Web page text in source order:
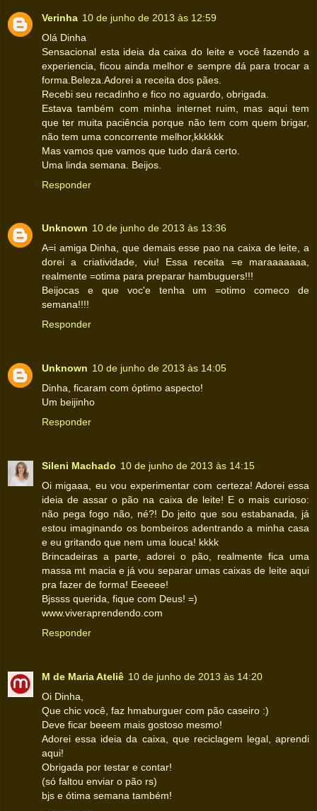
Verinha 10 de junho de 2013 às 12:59
Olá Dinha
Sensacional esta ideia da caixa do leite e você fazendo a
experiencia, ficou ainda melhor e sempre dá para trocar a
forma.Beleza.Adorei a receita dos pães.
Recebi seu recadinho e fico no aguardo, obrigada.
Estava também com minha internet ruim, mas aqui tem
que ter muita paciência porque não tem com quem brigar,
não tem uma concorrente melhor,kkkkkk
Mas vamos que vamos que tudo dará certo.
Uma linda semana. Beijos.
Responder
Unknown 10 de junho de 2013 às 13:36
A=i amiga Dinha, que demais esse pao na caixa de leite, a
dorei a criatividade, viu! Essa receita =e maraaaaaaa,
realmente =otima para preparar hambuguers!!!
Beijocas e que voc'e tenha um =otimo comeco de
semana!!!!
Responder
Unknown 10 de junho de 2013 às 14:05
Dinha, ficaram com óptimo aspecto!
Um beijinho
Responder
Sileni Machado 10 de junho de 2013 às 14:15
Oi migaaa, eu vou experimentar com certeza! Adorei essa
ideia de assar o pão na caixa de leite! E o mais curioso:
não pega fogo não, né?! Do jeito que sou estabanada, já
estou imaginando os bombeiros adentrando a minha casa
e eu gritando que nem uma louca! kkkk
Brincadeiras a parte, adorei o pão, realmente fica uma
massa mt macia e já vou separar umas caixas de leite aqui
pra fazer de forma! Eeeeee!
Bjssss querida, fique com Deus! =)
www.viveraprendendo.com
Responder
M de Maria Ateliê 10 de junho de 2013 às 14:20
Oi Dinha,
Que chic você, faz hmaburguer com pão caseiro :)
Deve ficar beeem mais gostoso mesmo!
Adorei essa ideia da caixa, que reciclagem legal, aprendi
aqui!
Obrigada por testar e contar!
(só faltou enviar o pão rs)
bjs e ótima semana também!